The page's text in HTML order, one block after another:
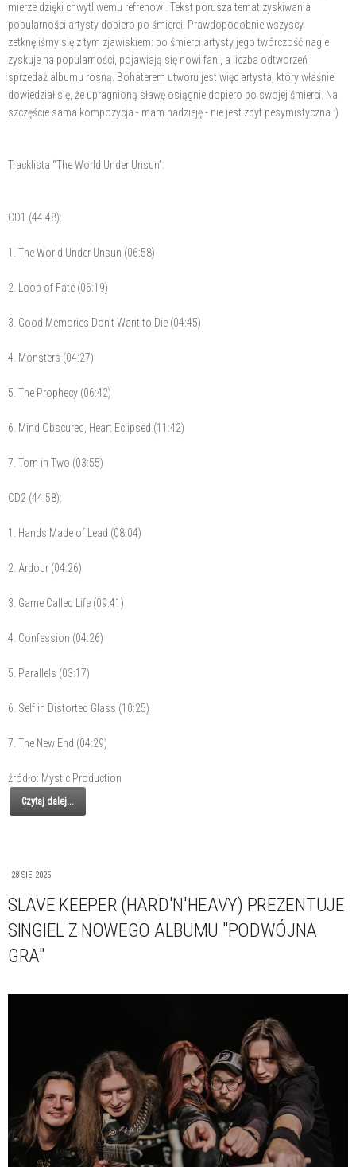
mierze dzięki chwytliwemu refrenowi. Tekst porusza temat zyskiwania
popularności artysty dopiero po śmierci. Prawdopodobnie wszyscy
zetknęliśmy się z tym zjawiskiem: po śmierci artysty jego twórczość nagle
zyskuje na popularności, pojawiają się nowi fani, a liczba odtworzeń i
sprzedaż albumu rosną. Bohaterem utworu jest więc artysta, który właśnie
dowiedział się, że upragnioną sławę osiągnie dopiero po swojej śmierci. Na
szczęście sama kompozycja - mam nadzieję - nie jest zbyt pesymistyczna :)
Tracklista “The World Under Unsun”:
CD1 (44:48):
1. The World Under Unsun (06:58)
2. Loop of Fate (06:19)
3. Good Memories Don’t Want to Die (04:45)
4. Monsters (04:27)
5. The Prophecy (06:42)
6. Mind Obscured, Heart Eclipsed (11:42)
7. Torn in Two (03:55)
CD2 (44:58):
1. Hands Made of Lead (08:04)
2. Ardour (04:26)
3. Game Called Life (09:41)
4. Confession (04:26)
5. Parallels (03:17)
6. Self in Distorted Glass (10:25)
7. The New End (04:29)
źródło: Mystic Production
Czytaj dalej...
28 SIE 2025
SLAVE KEEPER (HARD'N'HEAVY) PREZENTUJE
SINGIEL Z NOWEGO ALBUMU "PODWÓJNA
GRA"